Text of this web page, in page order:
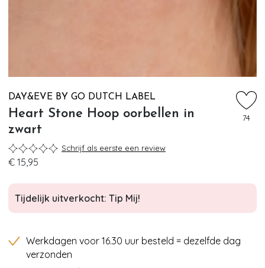
DAY&EVE BY GO DUTCH LABEL
Heart Stone Hoop oorbellen in
zwart
74
Schrijf als eerste een review
€ 15,95
Tijdelijk uitverkocht: Tip Mij!
Werkdagen voor 16.30 uur besteld = dezelfde dag
verzonden